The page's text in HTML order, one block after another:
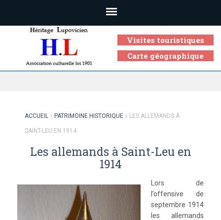
Visites touristiques
Carte géographique
ACCUEIL PATRIMOINE HISTORIQUE LES ALLEMANDS À
SAINT-LEU EN 1914
Les allemands à Saint-Leu en
1914
Lors de
l’offensive de
septembre 1914
les allemands